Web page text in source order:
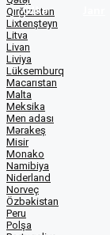
Ölkə
Qırğızıstan
Lixtenşteyn
Litva
Livan
Liviya
Lüksemburq
Macarıstan
Malta
Meksika
Men adası
Mərakeş
Misir
Monako
Namibiya
Niderland
Norveç
Özbəkistan
Peru
Polşa